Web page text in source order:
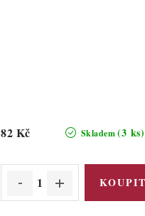
Skladem (3 ks)
82 Kč